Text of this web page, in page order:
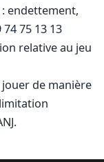
endettement,
75 13 13
relative au jeu
de manière